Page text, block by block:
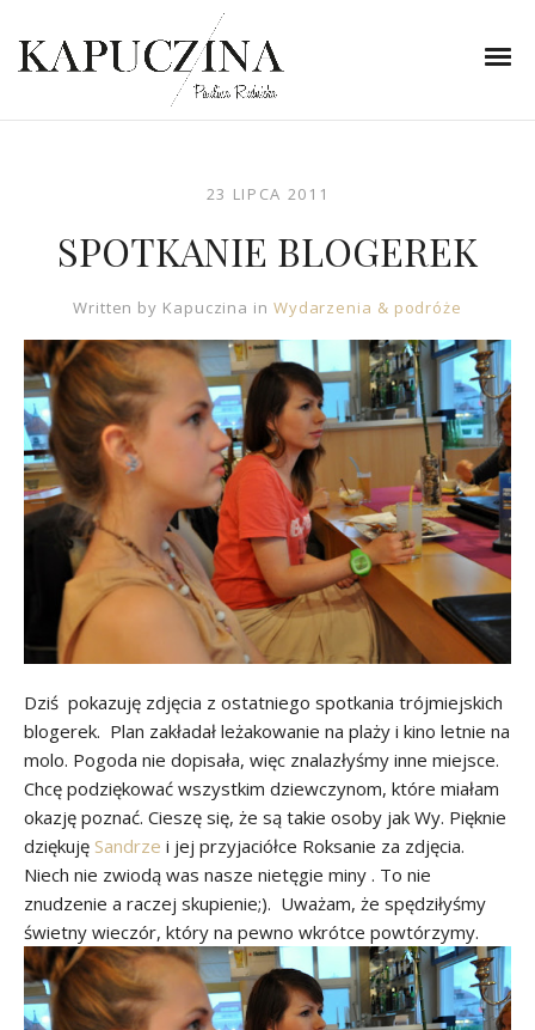
23 LIPCA 2011
SPOTKANIE BLOGEREK
Written by Kapuczina in Wydarzenia & podróże
Dziś pokazuję zdjęcia z ostatniego spotkania trójmiejskich
blogerek. Plan zakładał leżakowanie na plaży i kino letnie na
molo. Pogoda nie dopisała, więc znalazłyśmy inne miejsce.
Chcę podziękować wszystkim dziewczynom, które miałam
okazję poznać. Cieszę się, że są takie osoby jak Wy. Pięknie
dziękuję Sandrze i jej przyjaciółce Roksanie za zdjęcia.
Niech nie zwiodą was nasze nietęgie miny . To nie
znudzenie a raczej skupienie;). Uważam, że spędziłyśmy
świetny wieczór, który na pewno wkrótce powtórzymy.